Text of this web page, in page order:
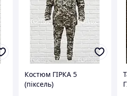
Костюм ГІРКА 5
(піксель)